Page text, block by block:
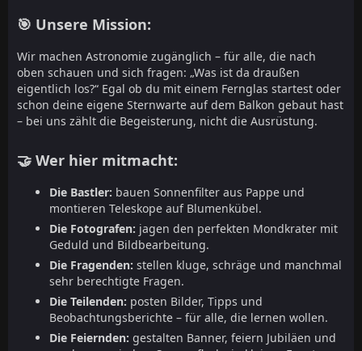
🎯 Unsere Mission:
Wir machen Astronomie zugänglich – für alle, die nach
oben schauen und sich fragen: „Was ist da draußen
eigentlich los?“ Egal ob du mit einem Fernglas startest oder
schon deine eigene Sternwarte auf dem Balkon gebaut hast
– bei uns zählt die Begeisterung, nicht die Ausrüstung.
🤝 Wer hier mitmacht:
Die Bastler: bauen Sonnenfilter aus Pappe und
montieren Teleskope auf Blumenkübel.
Die Fotografen: jagen den perfekten Mondkrater mit
Geduld und Bildbearbeitung.
Die Fragenden: stellen kluge, schräge und manchmal
sehr berechtigte Fragen.
Die Teilenden: posten Bilder, Tipps und
Beobachtungsberichte – für alle, die lernen wollen.
Die Feiernden: gestalten Banner, feiern Jubiläen und